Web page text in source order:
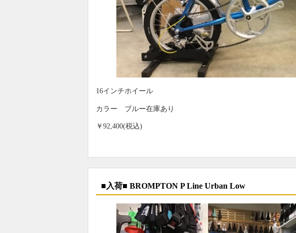
16インチホイール
カラー ブルー在庫あり
￥92,400(税込)
■入荷■ BROMPTON P Line Urban Low